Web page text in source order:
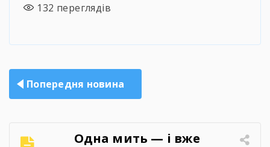
132 переглядів
Навігація
записів
Попередня новина
Одна мить — і вже